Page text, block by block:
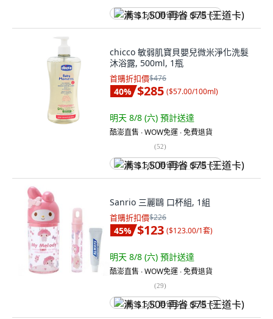
满 $1,500 再省 $75 (王道卡)
chicco 敏弱肌寶貝嬰兒微米淨化洗髮
沐浴露, 500ml, 1瓶
首購折扣價$476
40% $285 ($57.00/100ml)
明天 8/8 (六) 預計送達
酷澎直售 ∙ WOW免運 ∙ 免費退貨
(52)
满 $1,500 再省 $75 (王道卡)
Sanrio 三麗鷗 口杯組, 1組
首購折扣價$226
45% $123 ($123.00/1套)
明天 8/8 (六) 預計送達
酷澎直售 ∙ WOW免運 ∙ 免費退貨
(29)
满 $1,500 再省 $75 (王道卡)